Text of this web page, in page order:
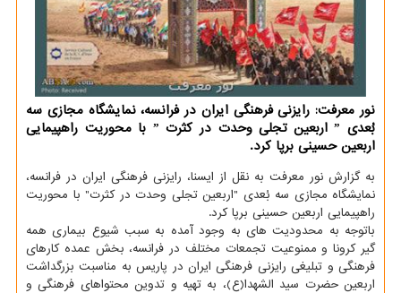
نور معرفت: رایزنی فرهنگی ایران در فرانسه، نمایشگاه مجازی سه
بُعدی ˮ اربعین تجلی وحدت در كثرت ˮ با محوریت راهپیمایی
اربعین حسینی برپا كرد.
به گزارش نور معرفت به نقل از ایسنا، رایزنی فرهنگی ایران در فرانسه،
نمایشگاه مجازی سه بُعدی "اربعین تجلی وحدت در کثرت" با محوریت
راهپیمایی اربعین حسینی برپا کرد.
باتوجه به محدودیت های به وجود آمده به سبب شیوع بیماری همه
گیر کرونا و ممنوعیت تجمعات مختلف در فرانسه، بخش عمده کارهای
فرهنگی و تبلیغی رایزنی فرهنگی ایران در پاریس به مناسبت بزرگداشت
اربعین حضرت سید الشهدا(ع)، به تهیه و تدوین محتواهای فرهنگی و